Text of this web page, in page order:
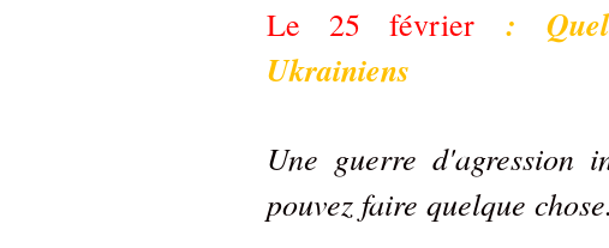
Le 25 février
:
Ukrainiens
Une guerre d'agression
pouvez faire quelque chose.